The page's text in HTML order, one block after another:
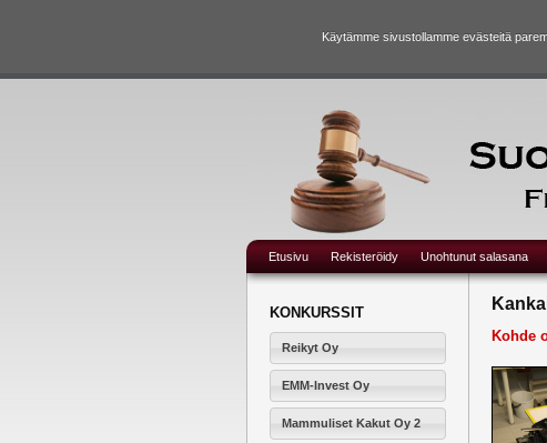
Käytämme sivustollamme evästeitä
Etusivu Rekisteröidy Unohtunut salasana
KONKURSSIT
Reikyt Oy
EMM-Invest Oy
Mammuliset Kakut Oy 2
Kohde